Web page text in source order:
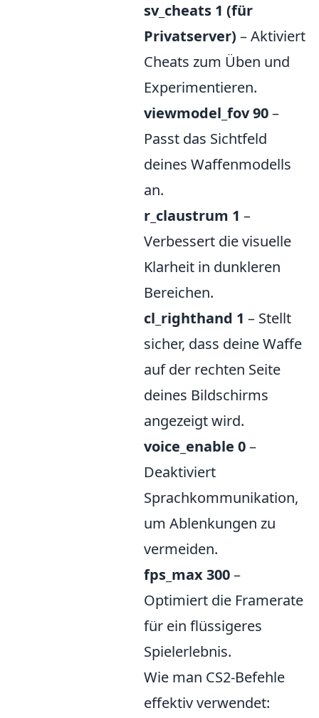
sv_cheats 1 (für
Privatserver) – Aktiviert
Cheats zum Üben und
Experimentieren.
viewmodel_fov 90–
Passt das Sichtfeld
deines Waffenmodells
an.
r_claustrum 1 –
Verbessert die visuelle
Klarheit in dunkleren
Bereichen.
cl_righthand 1 – Stellt
sicher, dass deine Waffe
auf der rechten Seite
deines Bildschirms
angezeigt wird.
voice_enable 0–
Deaktiviert
Sprachkommunikation,
um Ablenkungen zu
vermeiden.
fps_max 300–
Optimiert die Framerate
für ein flüssigeres
Spielerlebnis.
Wie man CS2-Befehle
effektiv verwendet: